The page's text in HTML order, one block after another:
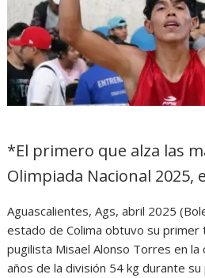
*El primero que alza las
Olimpiada Nacional 2025,
Aguascalientes, Ags, abril 2025
estado de Colima obtuvo su primer
pugilista Misael Alonso Torres en la
años de la división 54 kg durante